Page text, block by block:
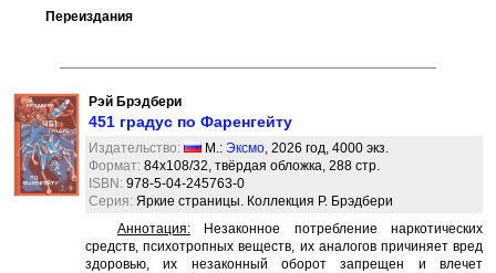
Переиздания
Рэй Брэдбери
451 градус по Фаренгейту
Издательство: М.: Эксмо, 2026 год, 4000 экз.
Формат: 84x108/32, твёрдая обложка, 288 стр.
ISBN: 978-5-04-245763-0
Серия: Яркие страницы. Коллекция Р. Брэдбери
Аннотация:Незаконное потребление наркотических
средств, психотропных веществ, их аналогов причиняет вред
здоровью, их незаконный оборот запрещен и влечет